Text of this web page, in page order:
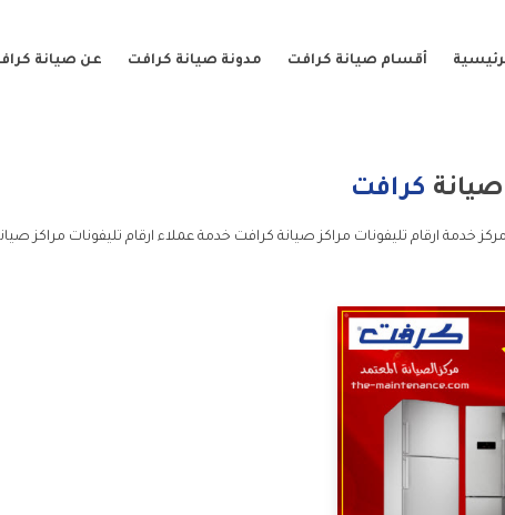
أقسام صيانة كرافت مدونة صيانة كرافت عن صيانة
صيانة كرافت
مركز خدمة ارقام تليفونات مراكز صيانة كرافت خدمة عملاء ارقام تليفونات مراكز